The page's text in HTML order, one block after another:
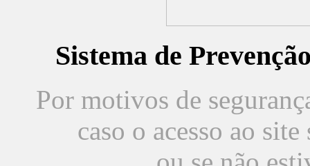
Sistema de
Por motivos de
caso o acesso ao